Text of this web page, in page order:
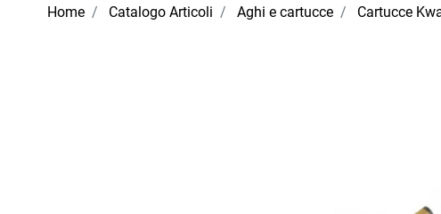
Home Catalogo Articoli Aghi e cartucce Cartucce